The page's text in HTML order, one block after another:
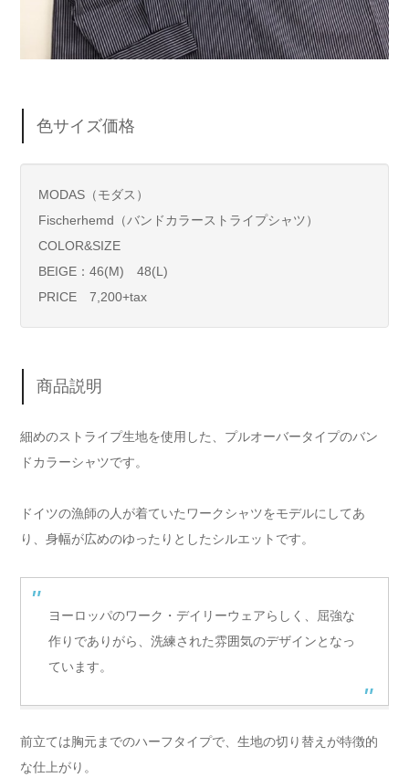
色サイズ価格
MODAS（モダス）
Fischerhemd（バンドカラーストライプシャツ）
COLOR&SIZE
BEIGE：46(M) 48(L)
PRICE 7,200+tax
商品説明
細めのストライプ生地を使用した、プルオーバータイプのバン
ドカラーシャツです。
ドイツの漁師の人が着ていたワークシャツをモデルにしてあ
り、身幅が広めのゆったりとしたシルエットです。
ヨーロッパのワーク・デイリーウェアらしく、屈強な
作りでありがら、洗練された雰囲気のデザインとなっ
ています。
前立ては胸元までのハーフタイプで、生地の切り替えが特徴的
な仕上がり。